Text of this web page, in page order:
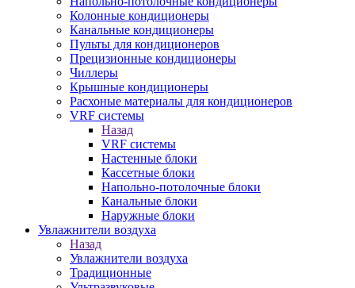
Колонные кондиционеры
Канальные кондиционеры
Пульты для кондиционеров
Прецизионные кондиционеры
Чиллеры
Крышные кондиционеры
Расхоные материалы для кондиционеров
VRF системы
Назад
VRF системы
Настенные блоки
Кассетные блоки
Напольно-потолочные блоки
Канальные блоки
Наружные блоки
Увлажнители воздуха
Назад
Увлажнители воздуха
Традиционные